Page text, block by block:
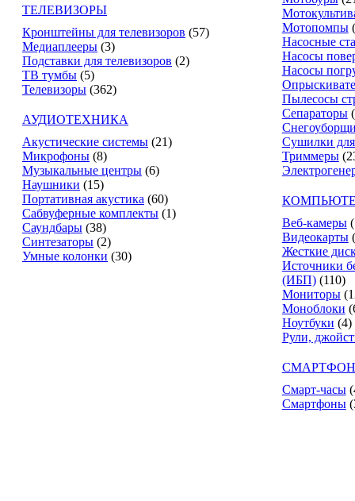
ТЕЛЕВИЗОРЫ
Кронштейны для телевизоров (57)
Медиаплееры (3)
Подставки для телевизоров (2)
ТВ тумбы (5)
Телевизоры (362)
АУДИОТЕХНИКА
Акустические системы (21)
Микрофоны (8)
Музыкальные центры (6)
Наушники (15)
Портативная акустика (60)
Сабвуферные комплекты (1)
Саундбары (38)
Синтезаторы (2)
Умные колонки (30)
Мотопомпы
Насосные
Насосы
Насосы
Пылесосы
Сепараторы
Сушилки
Триммеры
Веб-камеры
Видеокарты
Жесткие
Источники
(ИБП) (110)
Мониторы
Моноблоки
Ноутбуки (4)
Рули,
Смарт-часы
Смартфоны